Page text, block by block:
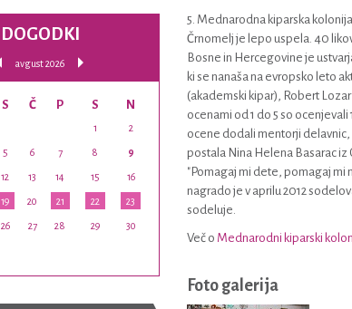
5. Mednarodna kiparska
Črnomelj je lepo uspela. 40
Bosne in Hercegovine je
ki se nanaša na evropsko leto
(akademski kipar), Robert
ocenami od 1 do 5 so
ocene dodali mentorji
postala Nina Helena Basarac iz
"Pomagaj mi dete, pomagaj mi
nagrado je v aprilu 2012
sodeluje.
Več o Mednarodni kiparski
Foto galerija
DOGODKI
avgust 2026
S Č P S N
1 2
5 6 7 8 9
12 13 14 15 16
19 20 21 22 23
26 27 28 29 30